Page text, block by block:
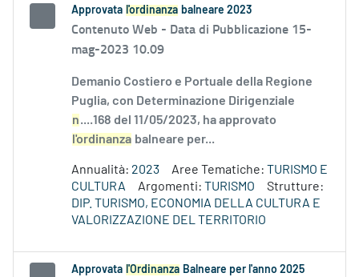
Approvata l'ordinanza balneare 2023
Contenuto Web - Data di Pubblicazione 15-
mag-2023 10.09
Demanio Costiero e Portuale della Regione
Puglia, con Determinazione Dirigenziale
n....168 del 11/05/2023, ha approvato
l'ordinanza balneare per...
Annualità: 2023 Aree Tematiche: TURISMO E
CULTURA
Argomenti: TURISMO
Strutture:
DIP. TURISMO, ECONOMIA DELLA CULTURA E
VALORIZZAZIONE DEL TERRITORIO
Approvata l'Ordinanza Balneare per l'anno 2025